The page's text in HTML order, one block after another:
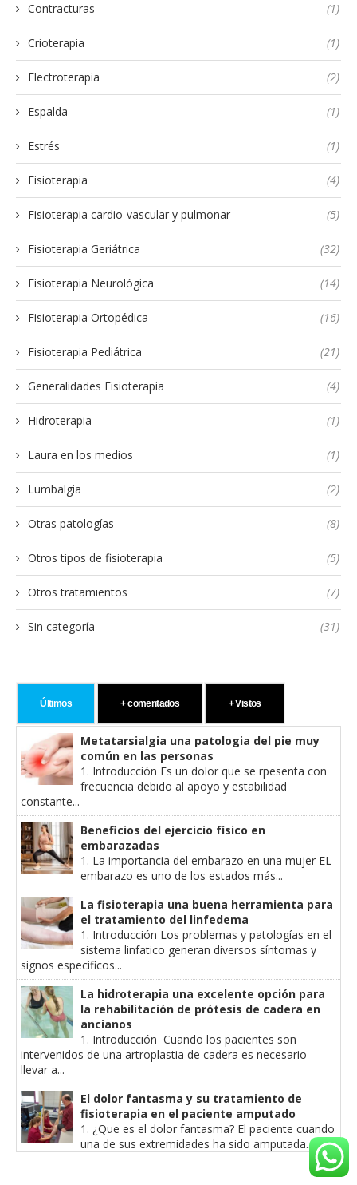
Contracturas (1)
Crioterapia (1)
Electroterapia (2)
Espalda (1)
Estrés (1)
Fisioterapia (4)
Fisioterapia cardio-vascular y pulmonar (5)
Fisioterapia Geriátrica (32)
Fisioterapia Neurológica (14)
Fisioterapia Ortopédica (16)
Fisioterapia Pediátrica (21)
Generalidades Fisioterapia (4)
Hidroterapia (1)
Laura en los medios (1)
Lumbalgia (2)
Otras patologías (8)
Otros tipos de fisioterapia (5)
Otros tratamientos (7)
Sin categoría (31)
Últimos + comentados + Vistos
Metatarsialgia una patologia del pie muy
común en las personas
1. Introducción Es un dolor que se rpesenta con
frecuencia debido al apoyo y estabilidad
constante...
Beneficios del ejercicio físico en
embarazadas
1. La importancia del embarazo en una mujer EL
embarazo es uno de los estados más...
La fisioterapia una buena herramienta para
el tratamiento del linfedema
1. Introducción Los problemas y patologías en el
sistema linfatico generan diversos síntomas y
signos especificos...
La hidroterapia una excelente opción para
la rehabilitación de prótesis de cadera en
ancianos
1. Introducción Cuando los pacientes son
intervenidos de una artroplastia de cadera es necesario
llevar a...
El dolor fantasma y su tratamiento de
fisioterapia en el paciente amputado
1. ¿Que es el dolor fantasma? El paciente cuando
una de sus extremidades ha sido amputada...